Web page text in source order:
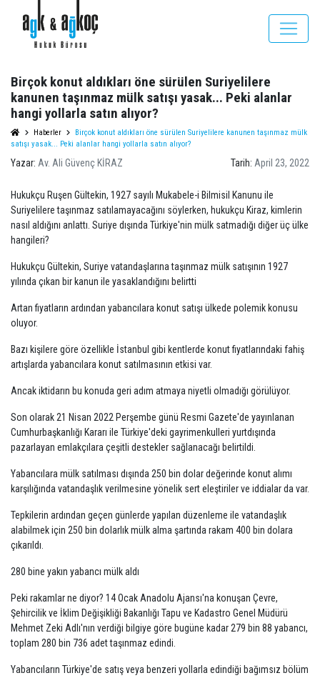
Birçok konut aldıkları öne sürülen Suriyelilere
kanunen taşınmaz mülk satışı yasak... Peki alanlar
hangi yollarla satın alıyor?
Haberler
Birçok konut aldıkları öne sürülen Suriyelilere kanunen taşınmaz mülk
satışı yasak... Peki alanlar hangi yollarla satın alıyor?
Yazar: Av. Ali Güvenç KİRAZ Tarih: April 23, 2022
Hukukçu Ruşen Gültekin, 1927 sayılı Mukabele-i Bilmisil Kanunu ile
Suriyelilere taşınmaz satılamayacağını söylerken, hukukçu Kiraz, kimlerin
nasıl aldığını anlattı. Suriye dışında Türkiye'nin mülk satmadığı diğer üç ülke
hangileri?
Hukukçu Gültekin, Suriye vatandaşlarına taşınmaz mülk satışının 1927
yılında çıkan bir kanun ile yasaklandığını belirtti
Artan fiyatların ardından yabancılara konut satışı ülkede polemik konusu
oluyor.
Bazı kişilere göre özellikle İstanbul gibi kentlerde konut fiyatlarındaki fahiş
artışlarda yabancılara konut satılmasının etkisi var.
Ancak iktidarın bu konuda geri adım atmaya niyetli olmadığı görülüyor.
Son olarak 21 Nisan 2022 Perşembe günü Resmi Gazete'de yayınlanan
Cumhurbaşkanlığı Kararı ile Türkiye'deki gayrimenkulleri yurtdışında
pazarlayan emlakçılara çeşitli destekler sağlanacağı belirtildi.
Yabancılara mülk satılması dışında 250 bin dolar değerinde konut alımı
karşılığında vatandaşlık verilmesine yönelik sert eleştiriler ve iddialar da var.
Tepkilerin ardından geçen günlerde yapılan düzenleme ile vatandaşlık
alabilmek için 250 bin dolarlık mülk alma şartında rakam 400 bin dolara
çıkarıldı.
280 bine yakın yabancı mülk aldı
Peki rakamlar ne diyor? 14 Ocak Anadolu Ajansı'na konuşan Çevre,
Şehircilik ve İklim Değişikliği Bakanlığı Tapu ve Kadastro Genel Müdürü
Mehmet Zeki Adlı'nın verdiği bilgiye göre bugüne kadar 279 bin 88 yabancı,
toplam 280 bin 736 adet taşınmaz edindi.
Yabancıların Türkiye'de satış veya benzeri yollarla edindiği bağımsız bölüm